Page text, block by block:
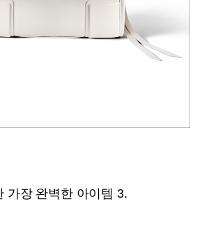
가장 완벽한 아이템 3.